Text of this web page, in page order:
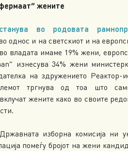
жените
во родовата
однос и на светскиот и на
владата имаме 19% жени,
изнесува 34% жени
на здружението Реактор-
тргнува од тоа што
жените како во своите
изборна комисија ни
помеѓу бројот на жени